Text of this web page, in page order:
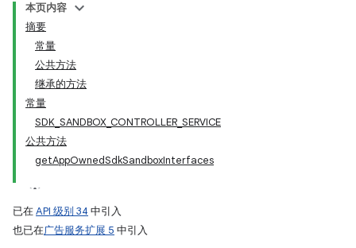
本页内容
摘要
常量
公共方法
继承的方法
常量
SDK_SANDBOX_CONTROLLER_SERVICE
公共方法
getAppOwnedSdkSandboxInterfaces
已在API 级别 34 中引入
也已在广告服务扩展 5 中引入